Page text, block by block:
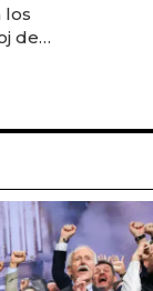
los
de